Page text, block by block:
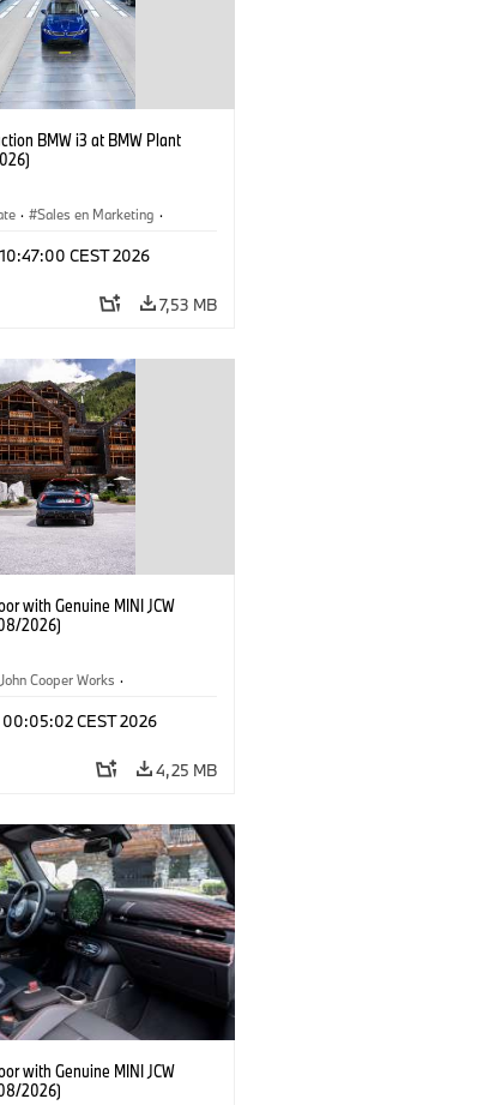
BMW i3 at BMW Plant
· Sales en Marketing ·
CEST 2026
7,53 MB
with Genuine MINI JCW
2026)
Cooper Works ·
CEST 2026
4,25 MB
with Genuine MINI JCW
2026)